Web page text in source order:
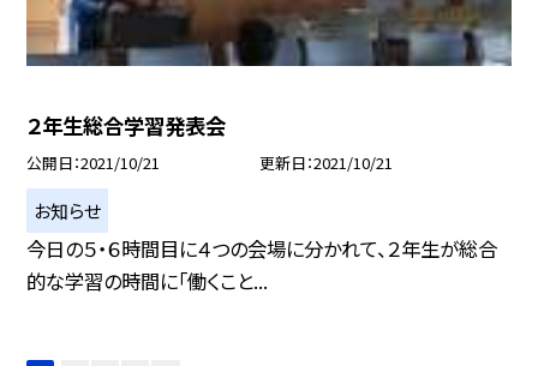
２年生総合学習発表会
公開日 2021/10/21 更新日 2021/10/21
お知らせ
今日の５・６時間目に４つの会場に分かれて、２年生が総合
的な学習の時間に「働くこと...